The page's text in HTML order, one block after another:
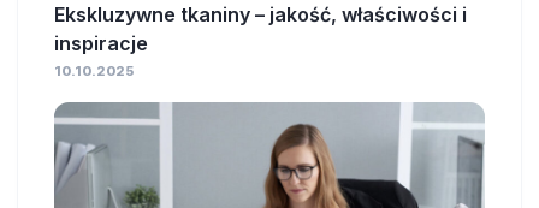
Ekskluzywne tkaniny – jakość, właściwości i
inspiracje
10.10.2025